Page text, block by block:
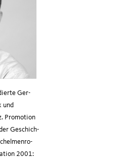
Ger­
und
Pro­mo­ti­on
Geschich­
2001: